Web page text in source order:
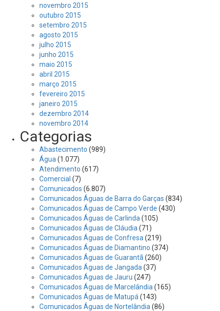
novembro 2015
outubro 2015
setembro 2015
agosto 2015
julho 2015
junho 2015
maio 2015
abril 2015
março 2015
fevereiro 2015
janeiro 2015
dezembro 2014
novembro 2014
Categorias
Abastecimento (989)
Água (1.077)
Atendimento (617)
Comercial (7)
Comunicados (6.807)
Comunicados Águas de Barra do Garças (834)
Comunicados Águas de Campo Verde (430)
Comunicados Águas de Carlinda (105)
Comunicados Águas de Cláudia (71)
Comunicados Águas de Confresa (219)
Comunicados Águas de Diamantino (374)
Comunicados Águas de Guarantã (260)
Comunicados Águas de Jangada (37)
Comunicados Águas de Jauru (247)
Comunicados Águas de Marcelândia (165)
Comunicados Águas de Matupá (143)
Comunicados Águas de Nortelândia (86)